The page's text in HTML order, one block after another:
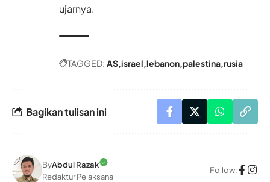
ujarnya.
TAGGED: AS israel lebanon palestina rusia
Bagikan tulisan ini
ByAbdul Razak
Redaktur Pelaksana
Follow: